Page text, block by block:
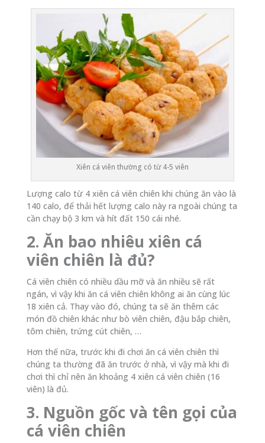
Xiên cá viên thường có từ 4-5 viên
Lượng calo từ 4 xiên cá viên chiên khi chúng ăn vào là
140 calo, để thải hết lượng calo này ra ngoài chúng ta
cần chạy bộ 3 km và hít đất 150 cái nhé.
2. Ăn bao nhiêu xiên cá
viên chiên là đủ?
Cá viên chiên có nhiều dầu mỡ và ăn nhiều sẽ rất
ngán, vì vậy khi ăn cá viên chiên không ai ăn cùng lúc
18 xiên cả. Thay vào đó, chúng ta sẽ ăn thêm các
món đồ chiên khác như bò viên chiên, đậu bắp chiên,
tôm chiên, trứng cút chiên, …
Hơn thế nữa, trước khi đi chơi ăn cá viên chiên thì
chúng ta thường đã ăn trước ở nhà, vì vậy mà khi đi
chơi thì chỉ nên ăn khoảng 4 xiên cá viên chiên (16
viên) là đủ.
3. Nguồn gốc và tên gọi của
cá viên chiên